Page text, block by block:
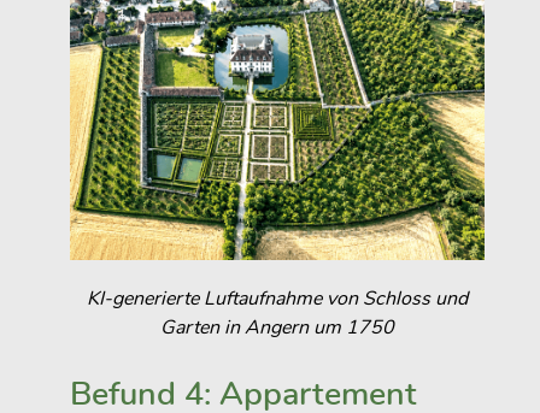
KI-generierte Luftaufnahme von Schloss und
Garten in Angern um 1750
Befund 4: Appartement